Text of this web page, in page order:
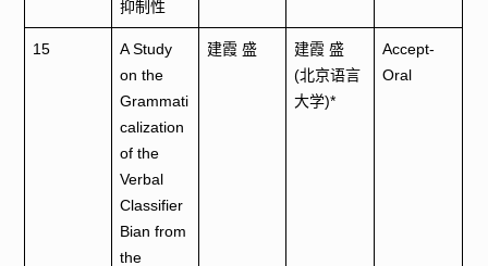
抑制性
15
A Study
on the
Grammati
calization
of the
Verbal
Classifier
Bian from
the
建霞 盛
建霞 盛
(北京语言
大学)*
Accept-
Oral